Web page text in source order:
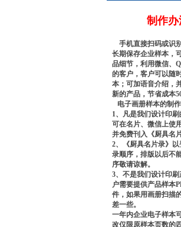
制作办
手机直接扫码或识
长期保存企业样本，
品细节，利用微信、
的客户，客户可以随
本；可加语音介绍，
新的产品，节省成本
电子画册样本的制作
1、凡是我们设计印
可在名片、微信上使
并免费刊入《厨具名
2、《厨具名片录》以
录顺序，排版以后不
序敬请谅解。
3、不是我们设计印
户需要提供产品样本
件，如果用画册扫描
差一些。
一年内企业电子样本
改仅限原样本页数的